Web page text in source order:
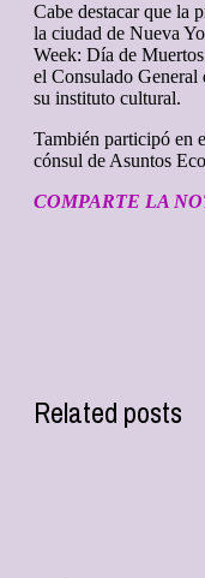
Cabe destacar que la
la ciudad de Nueva
Week: Día de
el Consulado
su instituto cultural.
También participó en
cónsul de Asuntos
COMPARTE LA
Related posts